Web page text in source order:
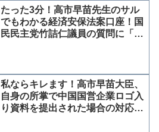
自身を共同代表とし、近畿比例ブロック
単独1位、与党...
たった3分！高市早苗先生のサル
でもわかる経済安保法案口座！国
民民主党竹詰仁議員の質問に「難
私ならキレます！高市早苗大臣、
自身の所掌で中国国営企業ロゴ入
り資料を提出された場合の対応に